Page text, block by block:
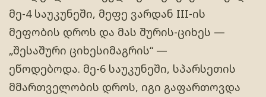
მე-4 საუკუნეში, მეფე ვარდან III-ის
მეფობის დროს და მას შურის-ციხეს —
„შესაშური ციხესიმაგრის“ —
ეწოდებოდა. მე-6 საუკუნეში, სპარსეთის
მმართველობის დროს, იგი გაფართოვდა